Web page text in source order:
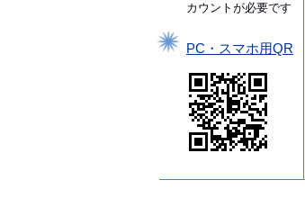
カウントが必要です
PC・スマホ用QR